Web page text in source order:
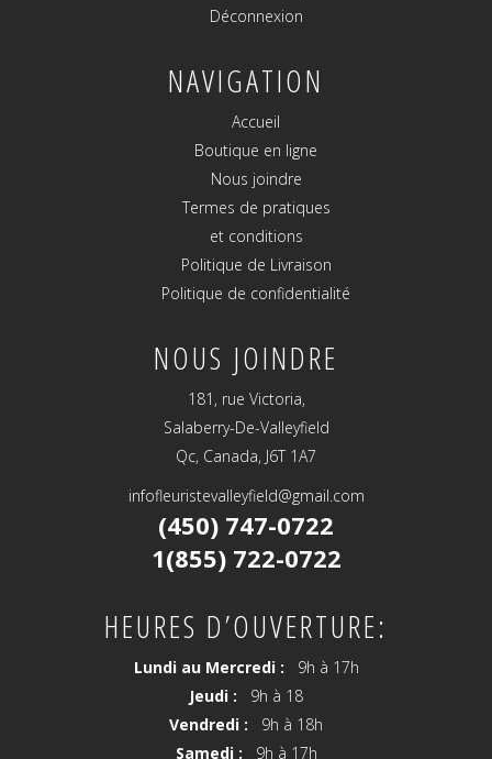
Déconnexion
NAVIGATION
Accueil
Boutique en ligne
Nous joindre
Termes de pratiques
et conditions
Politique de Livraison
Politique de confidentialité
NOUS JOINDRE
181, rue Victoria,
Salaberry-De-Valleyfield
Qc, Canada, J6T 1A7
infofleuristevalleyfield@gmail.com
(450) 747-0722
1(855) 722-0722
HEURES D’OUVERTURE:
Lundi au Mercredi :
9h à 17h
Jeudi :
9h à 18
Vendredi :
9h à 18h
Samedi :
9h à 17h